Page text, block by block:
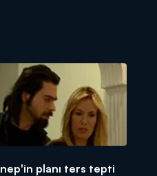
planı ters tepti